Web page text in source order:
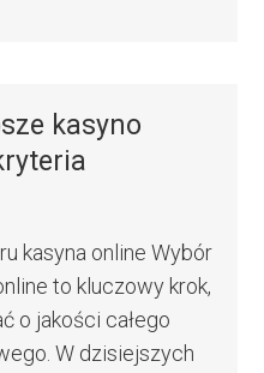
kasyno
kasyna online Wybór
to kluczowy krok,
o jakości całego
W dzisiejszych